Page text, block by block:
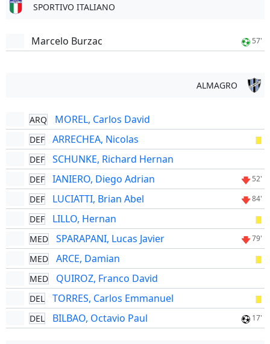
SPORTIVO ITALIANO
Marcelo Burzac 57'
ALMAGRO
ARQ MOREL, Carlos David
DEF ARRECHEA, Nicolas
DEF SCHUNKE, Richard Hernan
DEF IANIERO, Diego Adrian 52'
DEF LUCIATTI, Brian Abel 84'
DEF LILLO, Hernan
MED SPARAPANI, Lucas Javier 79'
MED ARCE, Damian
MED QUIROZ, Franco David
DEL TORRES, Carlos Emmanuel
DEL BILBAO, Octavio Paul 17'